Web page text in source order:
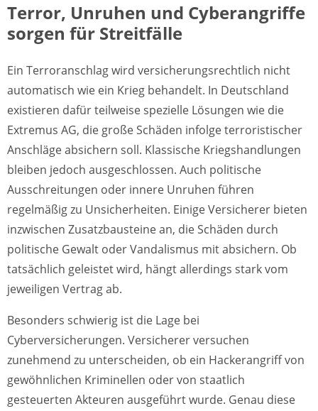
Terror, Unruhen und Cyberangriffe
sorgen für Streitfälle
Ein Terroranschlag wird versicherungsrechtlich nicht
automatisch wie ein Krieg behandelt. In Deutschland
existieren dafür teilweise spezielle Lösungen wie die
Extremus AG, die große Schäden infolge terroristischer
Anschläge absichern soll. Klassische Kriegshandlungen
bleiben jedoch ausgeschlossen. Auch politische
Ausschreitungen oder innere Unruhen führen
regelmäßig zu Unsicherheiten. Einige Versicherer bieten
inzwischen Zusatzbausteine an, die Schäden durch
politische Gewalt oder Vandalismus mit absichern. Ob
tatsächlich geleistet wird, hängt allerdings stark vom
jeweiligen Vertrag ab.
Besonders schwierig ist die Lage bei
Cyberversicherungen. Versicherer versuchen
zunehmend zu unterscheiden, ob ein Hackerangriff von
gewöhnlichen Kriminellen oder von staatlich
gesteuerten Akteuren ausgeführt wurde. Genau diese